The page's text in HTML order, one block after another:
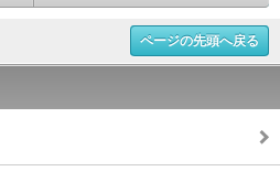
ページの先頭へ戻る